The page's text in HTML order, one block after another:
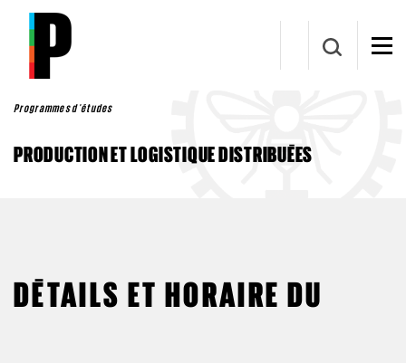
Aller au contenu principal
Programmes d'études
PRODUCTION ET LOGISTIQUE DISTRIBUÉES
DÉTAILS ET HORAIRE DU